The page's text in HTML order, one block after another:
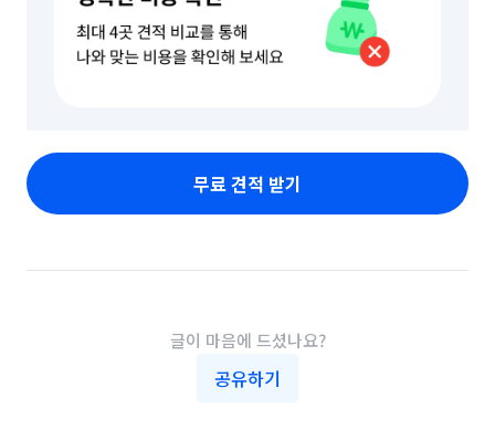
무료 견적 받기
글이 마음에 드셨나요?
공유하기